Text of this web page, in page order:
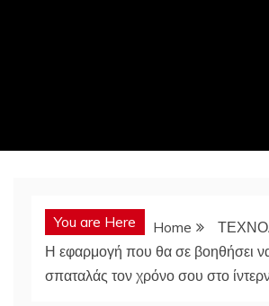
You are Here Home
Η εφαρμογή που θα σε βοηθήσει
σπαταλάς τον χρόνο σου στο